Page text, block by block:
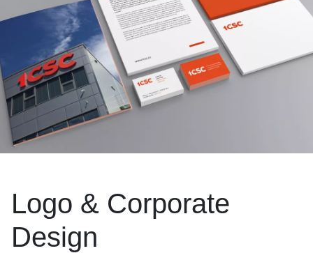
Logo & Corporate
Design